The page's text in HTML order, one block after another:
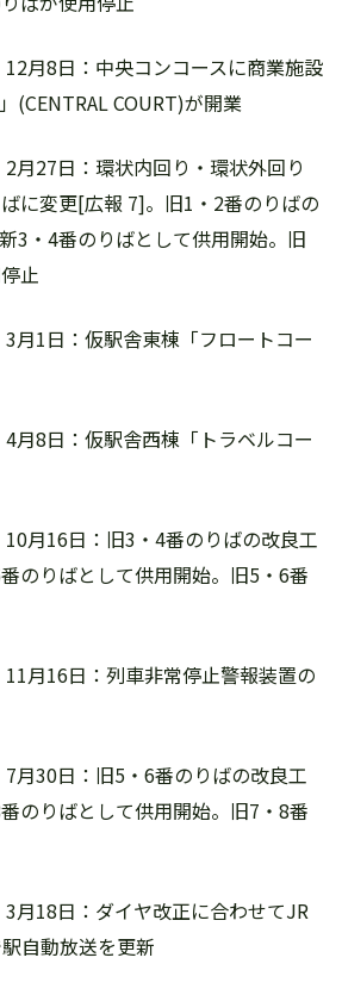
月8日：中央コンコースに商業施設
(CENTRAL COURT)が開業
月27日：環状内回り・環状外回り
に変更[広報 7]。旧1・2番のりばの
3・4番のりばとして供用開始。旧
止
月1日：仮駅舎東棟「フロートコー
月8日：仮駅舎西棟「トラベルコー
月16日：旧3・4番のりばの改良工
のりばとして供用開始。旧5・6番
月16日：列車非常停止警報装置の
月30日：旧5・6番のりばの改良工
のりばとして供用開始。旧7・8番
月18日：ダイヤ改正に合わせてJR
自動放送を更新